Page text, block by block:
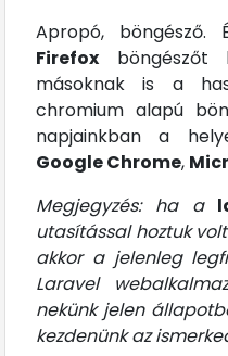
Apropó, böngésző.
Firefox böngészőt
másoknak is a
chromium alapú
napjainkban a
Google Chrome,
Megjegyzés: ha a
utasítással hoztuk
akkor a jelenleg
Laravel
nekünk jelen
kezdenünk az